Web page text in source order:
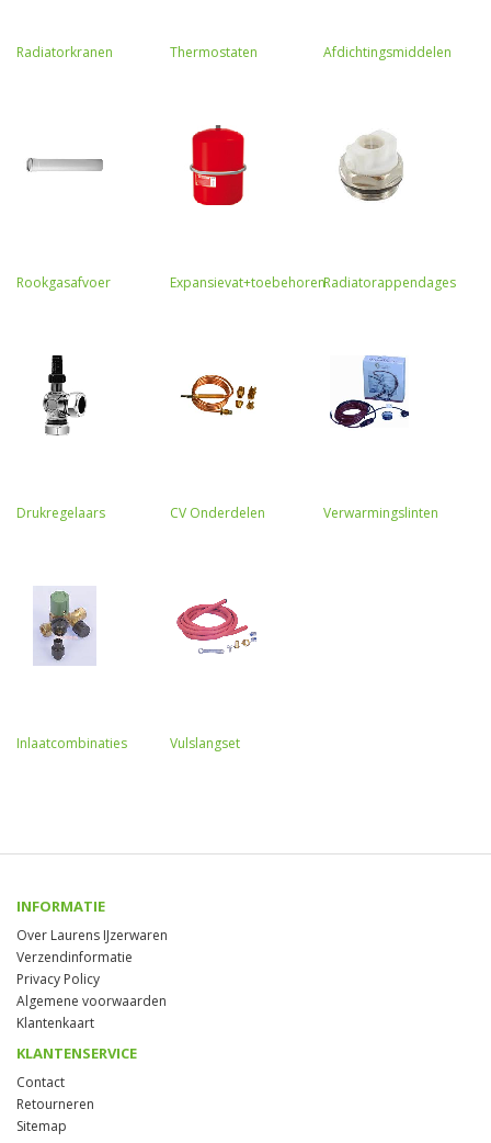
Radiatorkranen Thermostaten Afdichtingsmiddelen
Rookgasafvoer Expansievat+toebehorenRadiatorappendages
Drukregelaars CV Onderdelen Verwarmingslinten
Inlaatcombinaties Vulslangset
INFORMATIE
Over Laurens IJzerwaren
Verzendinformatie
Privacy Policy
Algemene voorwaarden
Klantenkaart
KLANTENSERVICE
Contact
Retourneren
Sitemap